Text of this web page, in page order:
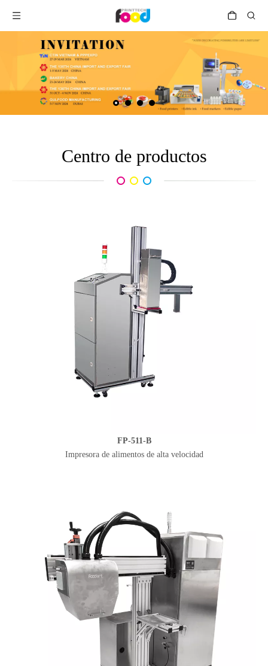
Centro de productos
FP-511-B
Impresora de alimentos de alta velocidad